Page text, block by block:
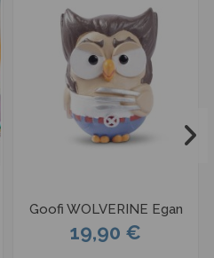
Goofi WOLVERINE Egan
19,90 €